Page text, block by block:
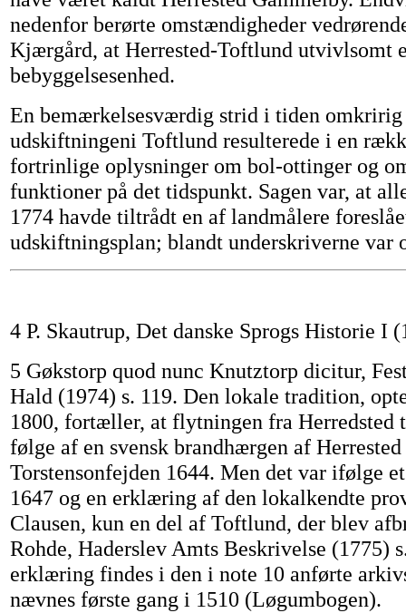
nedenfor berørte omstændigheder
Kjærgård, at Herrested-Toftlund utvivlsomt
bebyggelsesenhed.
En bemærkelsesværdig strid i tiden omkririg
udskiftningeni Toftlund resulterede i en
fortrinlige oplysninger om bol-ottinger og
funktioner på det tidspunkt. Sagen var, at
1774 havde tiltrådt en af landmålere
udskiftningsplan; blandt underskriverne var
4 P. Skautrup, Det danske Sprogs Historie I
5 Gøkstorp quod nunc Knutztorp dicitur,
Hald (1974) s. 119. Den lokale tradition,
1800, fortæller, at flytningen fra Herredsted
følge af en svensk brandhærgen af
Torstensonfejden 1644. Men det var ifølge
1647 og en erklæring af den lokalkendte
Clausen, kun en del af Toftlund, der blev
Rohde, Haderslev Amts Beskrivelse (1775)
erklæring findes i den i note 10 anførte
nævnes første gang i 1510 (Løgumbogen).